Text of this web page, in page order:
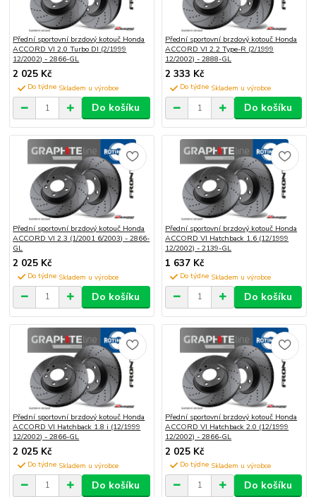
Přední sportovní brzdový kotouč Honda
ACCORD VI 2.0 Turbo DI (2/1999
12/2002) - 2866-GL
2 025 Kč
Do týdne
Do košíku
Přední sportovní brzdový kotouč Honda
ACCORD VI 2.2 Type-R (2/1999
12/2002) - 2888-GL
2 333 Kč
Do týdne
Do košíku
Přední sportovní brzdový kotouč Honda
ACCORD VI 2.3 (1/2001 6/2003) - 2866-
GL
2 025 Kč
Do týdne
Do košíku
Přední sportovní brzdový kotouč Honda
ACCORD VI Hatchback 1.6 (12/1999
12/2002) - 2139-GL
1 637 Kč
Do týdne
Do košíku
Přední sportovní brzdový kotouč Honda
ACCORD VI Hatchback 1.8 i (12/1999
12/2002) - 2866-GL
2 025 Kč
Do týdne
Do košíku
Přední sportovní brzdový kotouč Honda
ACCORD VI Hatchback 2.0 (12/1999
12/2002) - 2866-GL
2 025 Kč
Do týdne
Do košíku